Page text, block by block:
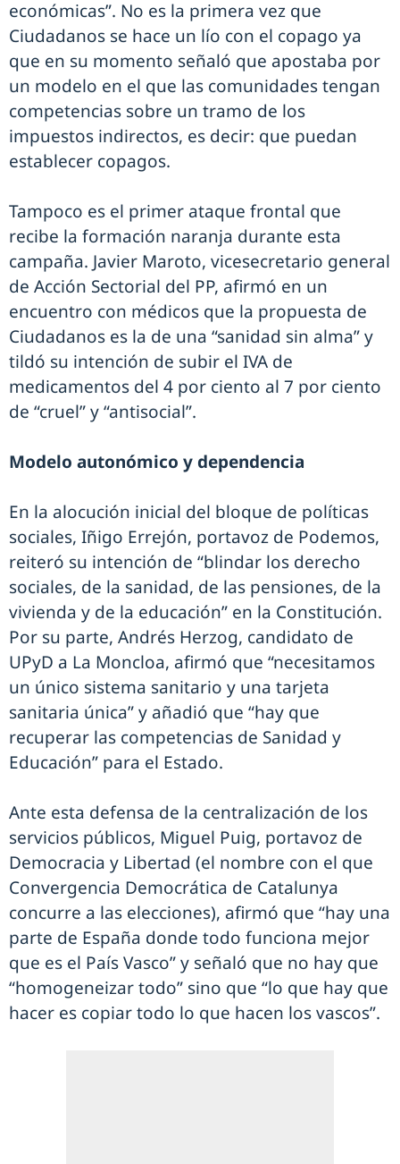
económicas”. No es la primera vez que
Ciudadanos se hace un lío con el copago ya
que en su momento señaló que apostaba por
un modelo en el que las comunidades tengan
competencias sobre un tramo de los
impuestos indirectos, es decir: que puedan
establecer copagos.
Tampoco es el primer ataque frontal que
recibe la formación naranja durante esta
campaña. Javier Maroto, vicesecretario general
de Acción Sectorial del PP, afirmó en un
encuentro con médicos que la propuesta de
Ciudadanos es la de una “sanidad sin alma” y
tildó su intención de subir el IVA de
medicamentos del 4 por ciento al 7 por ciento
de “cruel” y “antisocial”.
Modelo autonómico y dependencia
En la alocución inicial del bloque de políticas
sociales, Iñigo Errejón, portavoz de Podemos,
reiteró su intención de “blindar los derecho
sociales, de la sanidad, de las pensiones, de la
vivienda y de la educación” en la Constitución.
Por su parte, Andrés Herzog, candidato de
UPyD a La Moncloa, afirmó que “necesitamos
un único sistema sanitario y una tarjeta
sanitaria única” y añadió que “hay que
recuperar las competencias de Sanidad y
Educación” para el Estado.
Ante esta defensa de la centralización de los
servicios públicos, Miguel Puig, portavoz de
Democracia y Libertad (el nombre con el que
Convergencia Democrática de Catalunya
concurre a las elecciones), afirmó que “hay una
parte de España donde todo funciona mejor
que es el País Vasco” y señaló que no hay que
“homogeneizar todo” sino que “lo que hay que
hacer es copiar todo lo que hacen los vascos”.